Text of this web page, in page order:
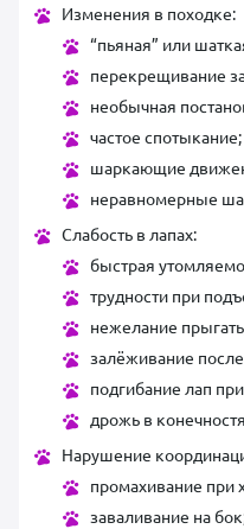
Изменения в походке:
“пьяная” или
перекрещивание
необычная
частое спотыкание;
шаркающие
неравномерные
Слабость в лапах:
быстрая
трудности при
нежелание
залёживание
подгибание лап
дрожь в
Нарушение
промахивание при
заваливание на